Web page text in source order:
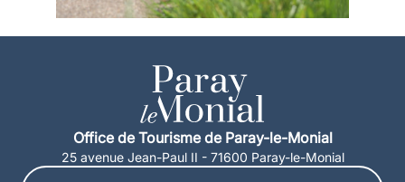
Office de Tourisme de Paray-le-Monial
25 avenue Jean-Paul II - 71600 Paray-le-Monial